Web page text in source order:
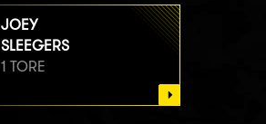
JOEY
SLEEGERS
1 TORE